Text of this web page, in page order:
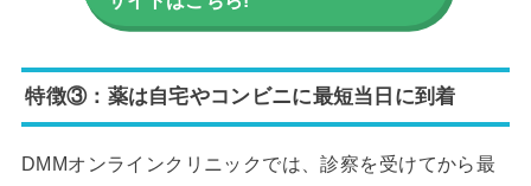
特徴③：薬は自宅やコンビニに最短当日に到着
DMMオンラインクリニックでは、診察を受けてから最